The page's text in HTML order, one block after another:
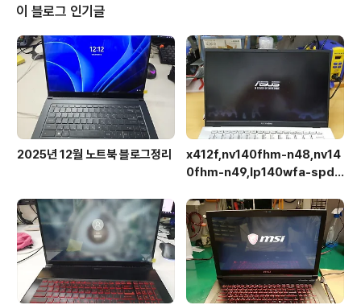
이 블로그 인기글
2025년 12월 노트북 블로그정리
x412f,nv140fhm-n48,nv14
0fhm-n49,lp140wfa-spd1,